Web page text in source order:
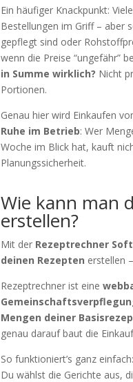
Ein häufiger Knackpunkt:
Bestellungen im Griff – aber
gepflegt sind oder
wenn die Preise “ungefähr”
in Summe wirklich? Nicht
Portionen.
Genau hier wird Einkaufen
Ruhe im Betrieb: Wer
Woche im Blick hat, kauft
Planungssicherheit.
Wie kann man
erstellen?
Mit der Rezeptrechner
deinen Rezepten erstellen
Rezeptrechner ist eine
Mengen deiner
genau darauf baut die
So funktioniert’s ganz einfach:
Du wählst die Gerichte aus,